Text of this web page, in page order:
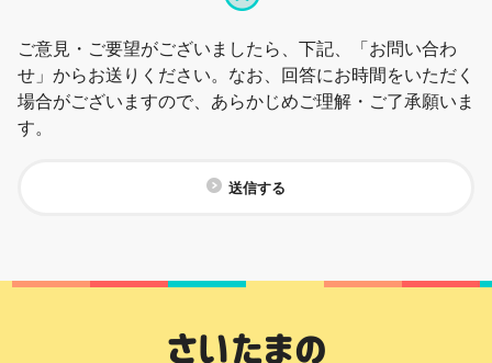
ご意見・ご要望がございましたら、下記、「お問い合わ
せ」からお送りください。なお、回答にお時間をいただく
場合がございますので、あらかじめご理解・ご了承願いま
す。
送信する